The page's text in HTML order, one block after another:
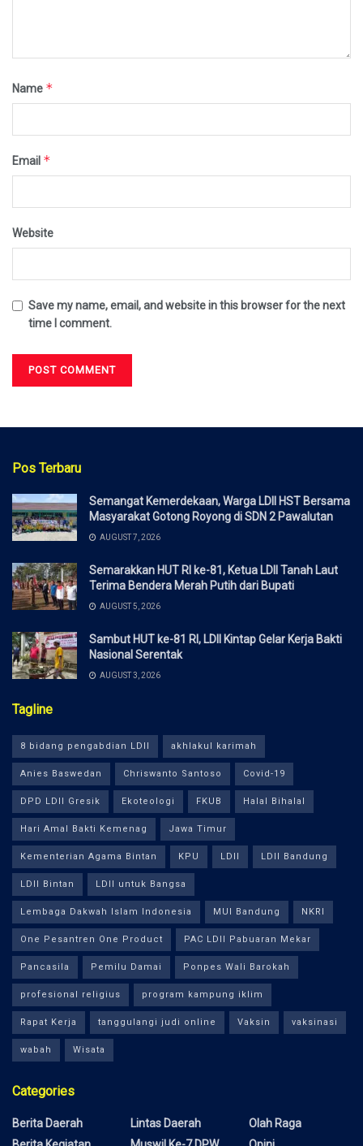
Name *
Email *
Website
Save my name, email, and website in this browser for the next
time I comment.
Pos Terbaru
Semangat Kemerdekaan, Warga LDII HST Bersama
Masyarakat Gotong Royong di SDN 2 Pawalutan
AUGUST 7, 2026
Semarakkan HUT RI ke-81, Ketua LDII Tanah Laut
Terima Bendera Merah Putih dari Bupati
AUGUST 5, 2026
Sambut HUT ke-81 RI, LDII Kintap Gelar Kerja Bakti
Nasional Serentak
AUGUST 3, 2026
Tagline
8 bidang pengabdian LDII akhlakul karimah
Anies Baswedan Chriswanto Santoso Covid-19
DPD LDII Gresik Ekoteologi FKUB Halal Bihalal
Hari Amal Bakti Kemenag Jawa Timur
Kementerian Agama Bintan KPU LDII LDII Bandung
LDII Bintan LDII untuk Bangsa
Lembaga Dakwah Islam Indonesia MUI Bandung NKRI
One Pesantren One Product PAC LDII Pabuaran Mekar
Pancasila Pemilu Damai Ponpes Wali Barokah
profesional religius program kampung iklim
Rapat Kerja tanggulangi judi online Vaksin vaksinasi
wabah Wisata
Categories
Berita Daerah
Lintas Daerah
Olah Raga